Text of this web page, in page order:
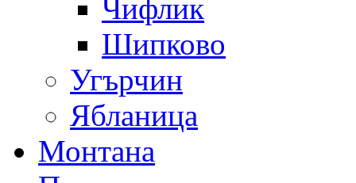
Чифлик
Шипково
Угърчин
Ябланица
Монтана